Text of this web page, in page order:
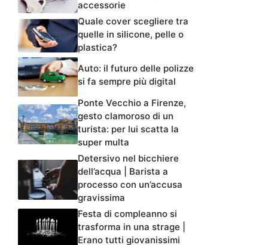
accessorie
Quale cover scegliere tra
quelle in silicone, pelle o
plastica?
Auto: il futuro delle polizze
si fa sempre più digital
Ponte Vecchio a Firenze,
gesto clamoroso di un
turista: per lui scatta la
super multa
Detersivo nel bicchiere
dell’acqua | Barista a
processo con un’accusa
gravissima
Festa di compleanno si
trasforma in una strage |
Erano tutti giovanissimi